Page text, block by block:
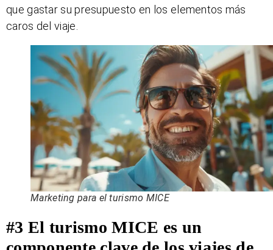
que gastar su presupuesto en los elementos más
caros del viaje.
Marketing para el turismo MICE
#3 El turismo MICE es un